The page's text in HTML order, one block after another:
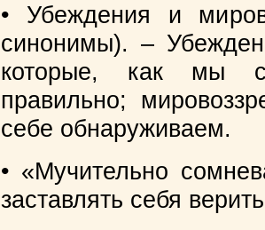
• Убеждения и
синонимы). –
которые, как мы
правильно;
себе обнаруживаем.
• «Мучительно
заставлять себя